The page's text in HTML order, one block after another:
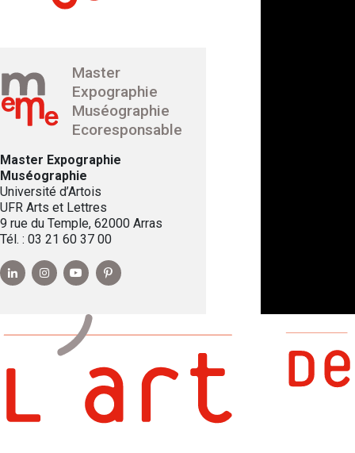
Master
Expographie
Muséographie
Ecoresponsable
Master Expographie
Muséographie
Université d’Artois
UFR Arts et Lettres
9 rue du Temple, 62000 Arras
Tél. : 03 21 60 37 00